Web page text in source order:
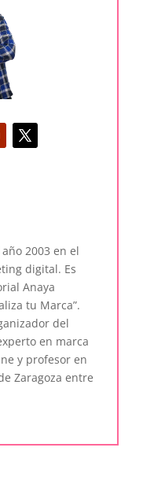
2003 en el
digital. Es
Anaya
tu Marca”.
del
en marca
y profesor en
Zaragoza entre